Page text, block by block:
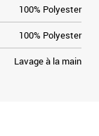
100% Polyester
100% Polyester
Lavage à la main